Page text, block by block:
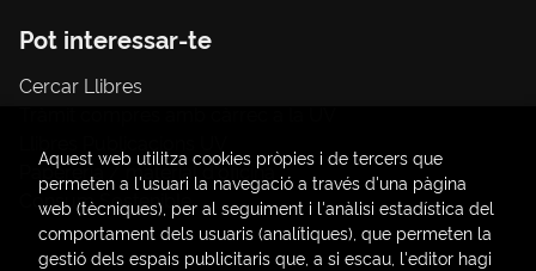
Pot interessar-te
Cercar Llibres
Papereria / material d'oficina
Consum Sostenible
Aquest web utilitza cookies pròpies i de tercers que
permeten a l'usuari la navegació a través d'una pàgina
web (tècniques), per al seguiment i l'anàlisi estadística del
comportament dels usuaris (analítiques), que permeten la
gestió dels espais publicitaris que, a si escau, l'editor hagi